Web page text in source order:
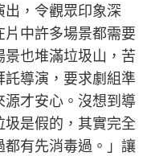
出，令觀眾印象深
中許多場景都需要
也堆滿垃圾山，苦
導演，要求劇組準
才安心。沒想到導
是假的，其實完全
有先消毒過。」讓